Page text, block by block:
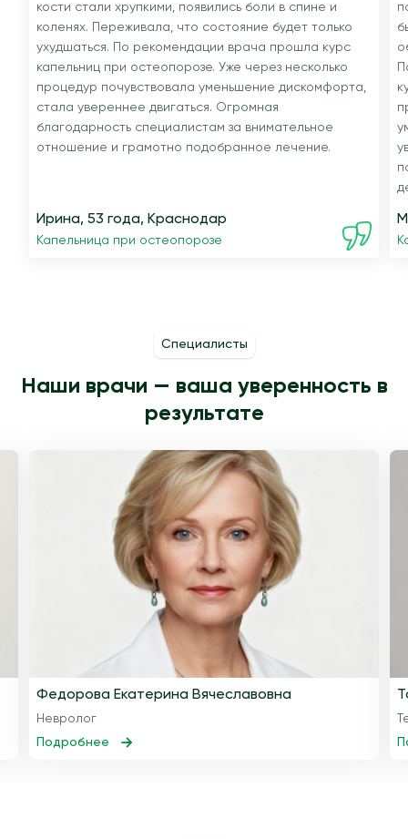
кости стали хрупкими, появились боли в спине и
коленях. Переживала, что состояние будет только
ухудшаться. По рекомендации врача прошла курс
капельниц при остеопорозе. Уже через несколько
процедур почувствовала уменьшение дискомфорта,
стала увереннее двигаться. Огромная
благодарность специалистам за внимательное
отношение и грамотно подобранное лечение.
Ирина, 53 года, Краснодар
Капельница при остеопорозе
Специалисты
Наши врачи — ваша уверенность в
результате
Федорова Екатерина Вячеславовна
Невролог
Подробнее